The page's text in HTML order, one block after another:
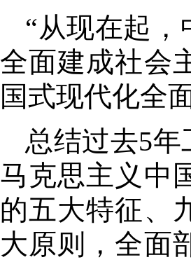
“从现在起
全面建成社会
国式现代化全
总结过去5
马克思主义中
的五大特征、
大原则，全面